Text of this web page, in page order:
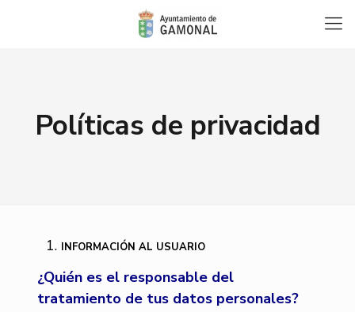
Políticas de privacidad
INFORMACIÓN AL USUARIO
¿Quién es el responsable del
tratamiento de tus datos personales?